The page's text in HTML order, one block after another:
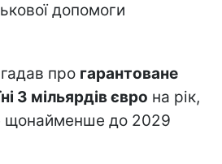
допомоги
про гарантоване
3 мільярдів євро на рік,
щонайменше до 2029